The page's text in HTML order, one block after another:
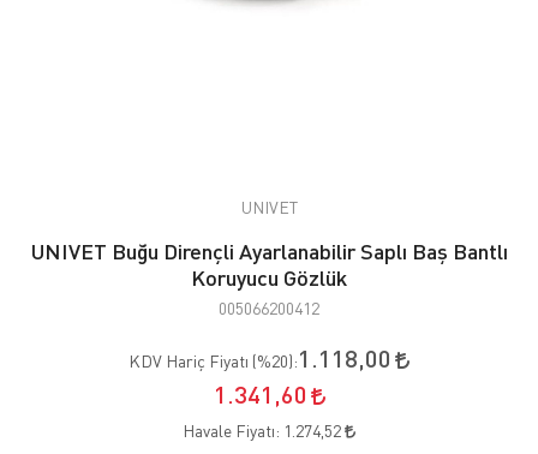
UNIVET
UNIVET Buğu Dirençli Ayarlanabilir Saplı Baş Bantlı
Koruyucu Gözlük
005066200412
KDV Hariç Fiyatı (%20):1.118,00
1.341,60
Havale Fiyatı: 1.274,52